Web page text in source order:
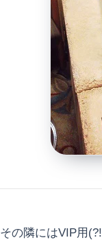
その隣にはVIP用